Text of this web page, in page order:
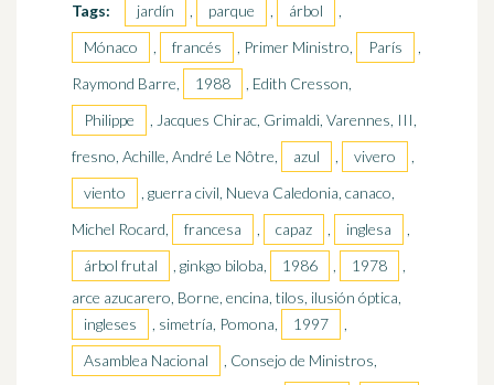
Tags:
jardín , parque , árbol
,
Mónaco
, francés , Primer Ministro, París
,
Raymond Barre,
1988
, Edith Cresson,
Philippe
, Jacques Chirac, Grimaldi, Varennes, III,
fresno, Achille, André Le Nôtre,
azul , vivero
,
viento
, guerra civil, Nueva Caledonia, canaco,
Michel Rocard,
francesa , capaz , inglesa
,
árbol frutal
, ginkgo biloba, 1986 , 1978
,
arce azucarero, Borne, encina, tilos, ilusión óptica,
ingleses
, simetría, Pomona, 1997
,
Asamblea Nacional
, Consejo de Ministros,